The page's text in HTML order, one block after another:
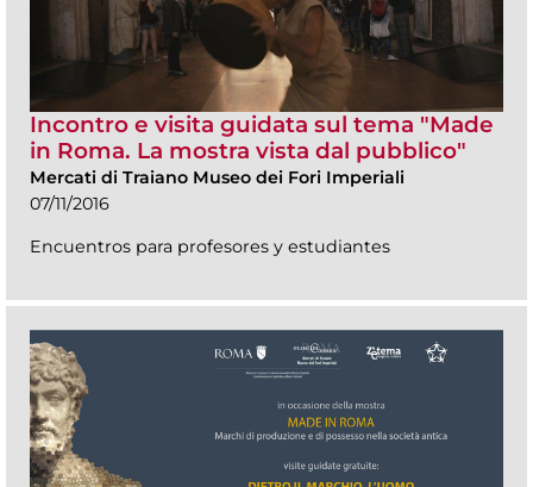
Incontro e visita guidata sul tema "Made
in Roma. La mostra vista dal pubblico"
Mercati di Traiano Museo dei Fori Imperiali
07/11/2016
Encuentros para profesores y estudiantes